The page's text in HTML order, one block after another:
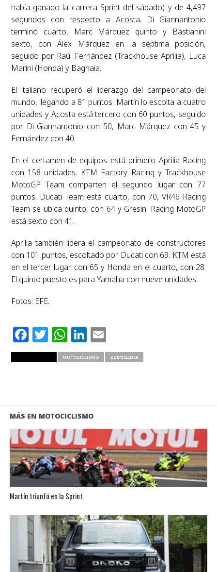
había ganado la carrera Sprint del sábado) y de 4,497
segundos con respecto a Acosta. Di Giannantonio
terminó cuarto, Marc Márquez quinto y Bastianini
sexto, con Álex Márquez en la séptima posición,
seguido por Raúl Fernández (Trackhouse Aprilia), Luca
Marini (Honda) y Bagnaia.
El italiano recuperó el liderazgo del campeonato del
mundo, llegando a 81 puntos. Martín lo escolta a cuatro
unidades y Acosta está tercero con 60 puntos, seguido
por Di Giannantonio con 50, Marc Márquez con 45 y
Fernández con 40.
En el certamen de equipos está primero Aprilia Racing
con 158 unidades. KTM Factory Racing y Trackhouse
MotoGP Team comparten el segundo lugar con 77
puntos. Ducati Team está cuarto, con 70, VR46 Racing
Team se ubica quinto, con 64 y Gresini Racing MotoGP
está sexto con 41.
Aprilia también lidera el campeonato de constructores
con 101 puntos, escoltado por Ducati con 69. KTM está
en el tercer lugar con 65 y Honda en el cuarto, con 28.
El quinto puesto es para Yamaha con nueve unidades.
Fotos: EFE.
Facebook
Twitter
WhatsApp
LinkedIn
Email
MOTOCICLISMO ZZENSLIDER
MÁS EN MOTOCICLISMO
Martín triunfó en la Sprint